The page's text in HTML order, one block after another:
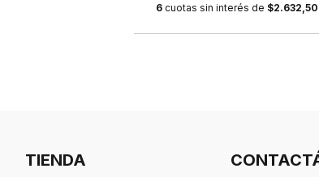
6 cuotas sin interés de $2.632,50
TIENDA